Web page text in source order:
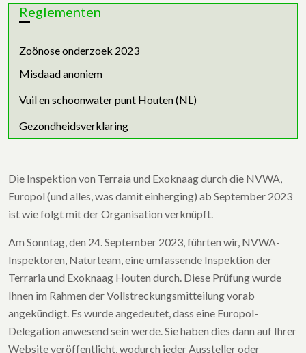
Reglementen
Zoönose onderzoek 2023
Misdaad anoniem
Vuil en schoonwater punt Houten (NL)
Gezondheidsverklaring
Die Inspektion von Terraia und Exoknaag durch die NVWA,
Europol (und alles, was damit einherging) ab September 2023
ist wie folgt mit der Organisation verknüpft.
Am Sonntag, den 24. September 2023, führten wir, NVWA-
Inspektoren, Naturteam, eine umfassende Inspektion der
Terraria und Exoknaag Houten durch. Diese Prüfung wurde
Ihnen im Rahmen der Vollstreckungsmitteilung vorab
angekündigt. Es wurde angedeutet, dass eine Europol-
Delegation anwesend sein werde. Sie haben dies dann auf Ihrer
Website veröffentlicht, wodurch jeder Aussteller oder